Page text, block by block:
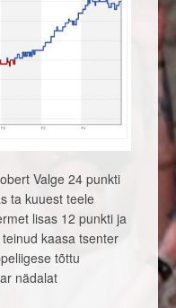
Valge 24 punkti
ta kuuest teele
lisas 12 punkti ja
kaasa tsenter
tõttu
nädalat